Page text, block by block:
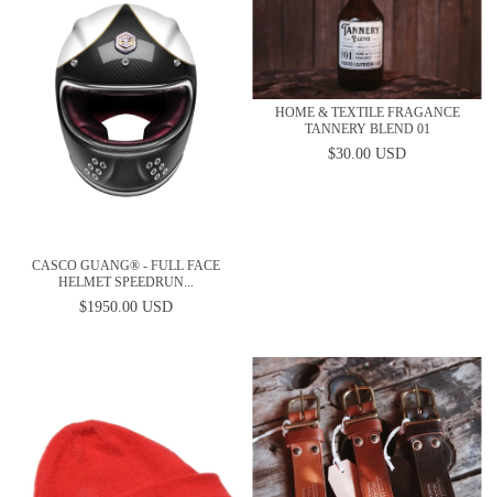
CASCO GUANG® - FULL FACE
HELMET SPEEDRUN...
$1950.00 USD
HOME & TEXTILE FRAGANCE
TANNERY BLEND 01
$30.00 USD